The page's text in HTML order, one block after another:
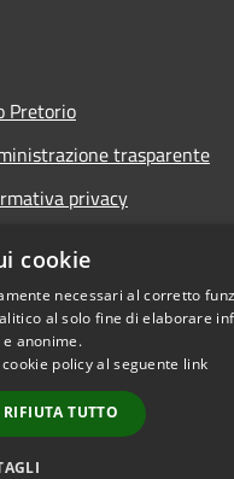
Pretorio
trasparente
privacy
di accessibilità
© 2026 • Comune di
cookie
necessari al corretto
al solo fine di elaborare
anonime.
policy al seguente link
RIFIUTA TUTTO